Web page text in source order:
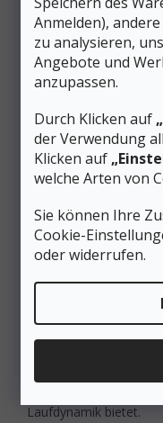
Anmelden),
zu analysieren,
Angebote und
anzupassen.
Durch Klicken auf
der Verwendung
Klicken auf
welche Arten von
Sie können Ihre
Cookie-
oder widerrufen.
Vibram Megagrip-
Profil für
Oberflächen. Die
Innen- und
Zwischensohle mit
ausgewogenes
energiegeladenem
Trailrunning-
Konstruktion
schützt vor
Deutlich
für Stabilität auf
Stapelhöhen
sorgen für eine
Hervorragende
Verringerung
Mit diesen Schuhen
Hybridpartner, der
für lange
Laufdynamik bietet.